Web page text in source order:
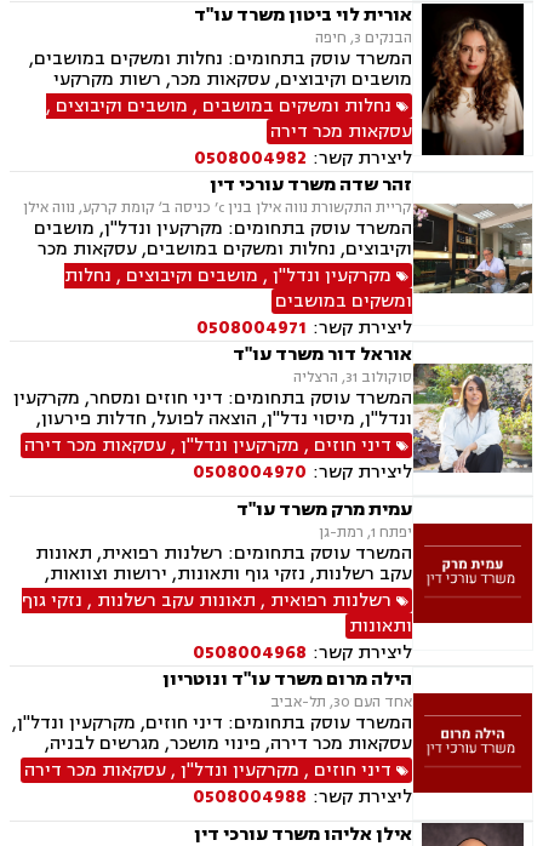
אורית לוי ביטון משרד עו"ד
הבנקים 3, חיפה
המשרד עוסק בתחומים: נחלות ומשקים במושבים,
מושבים וקיבוצים, עסקאות מכר, רשות מקרקעי
ישראל, מיסוי מקרקעין, הסדרת נחלות, עסקאות
פל"ח (פעילות לא חקלאית), ייפוי כוח מתמשך,
ירושות וצוואות.
נחלות ומשקים במושבים , מושבים וקיבוצים ,
עסקאות מכר דירה
ליצירת קשר: 0508004982
זהר שדה משרד עורכי דין
קריית התקשורת נווה אילן בנין c’ כניסה ב׳ קומת קרקע, נווה אילן
המשרד עוסק בתחומים: מקרקעין ונדל"ן, מושבים
וקיבוצים, נחלות ומשקים במושבים, עסקאות מכר
דירה, מיסוי נדל"ן, ייפוי כוח מתמשך, הסכמי ממון,
חלוקת רכוש, עסקאות מתנה, אפוטרופסות, רשויות
מקומיות, אגודות שיתופיות, גישור ובוררות, דיני
חוזים.
מקרקעין ונדל"ן, מושבים וקיבוצים , נחלות
ומשקים במושבים
ליצירת קשר: 0508004971
אוראל דור משרד עו"ד
סוקולוב 31, הרצליה
המשרד עוסק בתחומים: דיני חוזים ומסחר, מקרקעין
ונדל"ן, מיסוי נדל"ן, הוצאה לפועל, חדלות פירעון,
גביית חובות, משפט אזרחי.
דיני חוזים , מקרקעין ונדל"ן,עסקאות מכר דירה
ליצירת קשר: 0508004970
עמית מרק משרד עו"ד
יפתח 1, רמת-גן
המשרד עוסק בתחומים: רשלנות רפואית, תאונות
עקב רשלנות, נזקי גוף ותאונות, ירושות וצוואות,
ייפוי כוח מתמשך, דיני חוזים
רשלנות רפואית , תאונות עקב רשלנות , נזקי גוף
ותאונות
ליצירת קשר: 0508004968
הילה מרום משרד עו"ד ונוטריון
אחד העם 30, תל-אביב
המשרד עוסק בתחומים: דיני חוזים, מקרקעין ונדל"ן,
עסקאות מכר דירה, פינוי מושכר, מגרשים לבניה,
מיסוי מקרקעין, ירושות וצוואת, ייפוי כוח מתמשך,
נוטריון.
דיני חוזים , מקרקעין ונדל"ן,עסקאות מכר דירה
ליצירת קשר: 0508004988
אילן אליהו משרד עורכי דין